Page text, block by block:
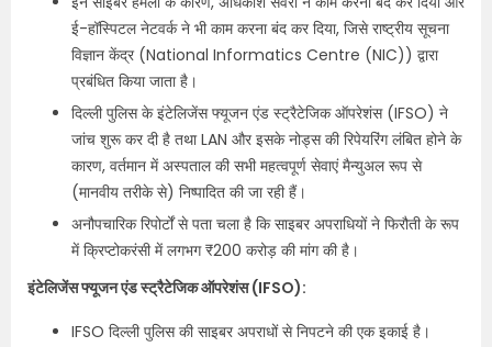
ई-हॉस्पिटल नेटवर्क ने भी काम करना बंद कर दिया, जिसे राष्ट्रीय सूचना
विज्ञान केंद्र (National Informatics Centre (NIC)) द्वारा
प्रबंधित किया जाता है।
दिल्ली पुलिस के इंटेलिजेंस फ्यूजन एंड स्ट्रैटेजिक ऑपरेशंस (IFSO) ने
जांच शुरू कर दी है तथा LAN और इसके नोड्स की रिपेयरिंग लंबित होने के
कारण, वर्तमान में अस्पताल की सभी महत्वपूर्ण सेवाएं मैन्युअल रूप से
(मानवीय तरीके से) निष्पादित की जा रही हैं।
अनौपचारिक रिपोर्टों से पता चला है कि साइबर अपराधियों ने फिरौती के रूप
में क्रिप्टोकरंसी में लगभग ₹200 करोड़ की मांग की है।
इंटेलिजेंस फ्यूजन एंड स्ट्रैटेजिक ऑपरेशंस (IFSO):
IFSO दिल्ली पुलिस की साइबर अपराधों से निपटने की एक इकाई है।